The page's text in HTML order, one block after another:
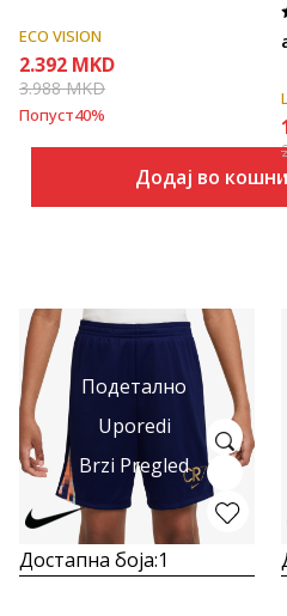
ECO VISION
2.392 MKD
3.988MKD
Попуст40%
Додај во
Подетално
Uporedi
Brzi Pregled
Достапна боја:1